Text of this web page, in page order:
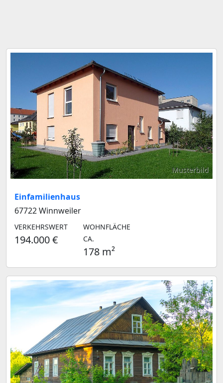
Musterbild
Einfamilienhaus
67722 Winnweiler
VERKEHRSWERT
194.000 €
WOHNFLÄCHE
CA.
178 m²